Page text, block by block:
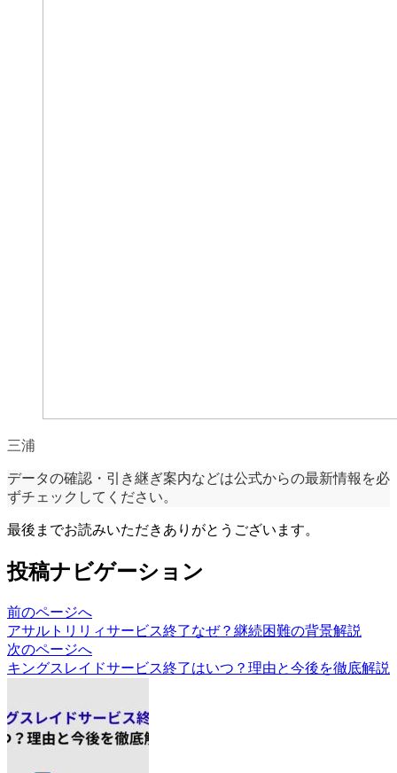
三浦
データの確認・引き継ぎ案内などは公式からの最新情報を必
ずチェックしてください。
最後までお読みいただきありがとうございます。
投稿ナビゲーション
前のページへ
アサルトリリィサービス終了なぜ？継続困難の背景解説
次のページへ
キングスレイドサービス終了はいつ？理由と今後を徹底解説